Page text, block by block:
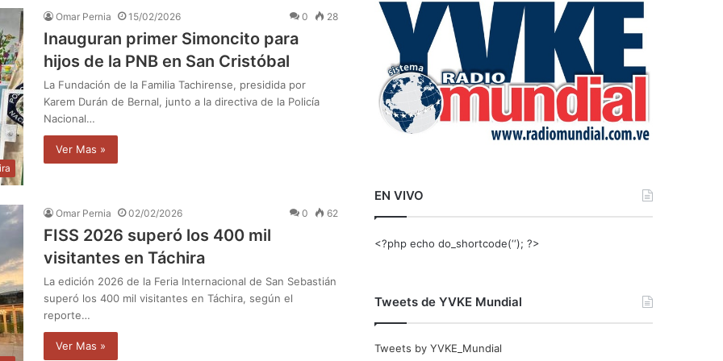
Omar Pernia 15/02/2026 0 28
​Inauguran primer Simoncito para
hijos de la PNB en San Cristóbal
La Fundación de la Familia Tachirense, presidida por
Karem Durán de Bernal, junto a la directiva de la Policía
Nacional…
Ver Mas »
Omar Pernia 02/02/2026 0 62
FISS 2026 superó los 400 mil
visitantes en Táchira
La edición 2026 de la Feria Internacional de San Sebastián
superó los 400 mil visitantes en Táchira, según el
reporte…
Ver Mas »
r
EN VIVO
<?php echo do_shortcode(‘‘); ?>
Tweets de YVKE Mundial
Tweets by YVKE_Mundial